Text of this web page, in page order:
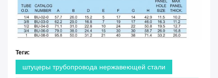
Теги:
штуцеры трубопровода нержавеющей стали